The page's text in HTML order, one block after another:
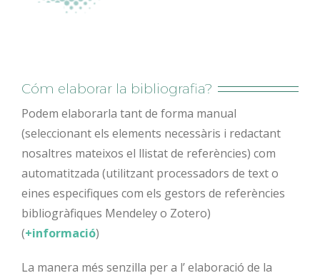
Cóm elaborar la bibliografia?
Podem elaborarla tant de forma manual
(seleccionant els elements necessàris i redactant
nosaltres mateixos el llistat de referències) com
automatitzada (utilitzant processadors de text o
eines especifiques com els gestors de referències
bibliogràfiques Mendeley o Zotero)
(+informació)
La manera més senzilla per a l’ elaboració de la